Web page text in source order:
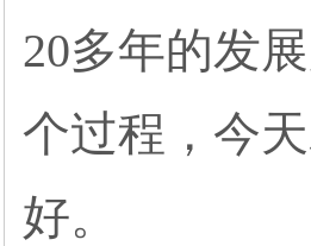
20多年的发
个过程，今
好。